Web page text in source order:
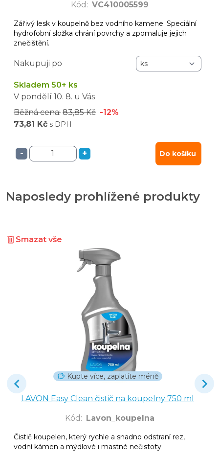
Kód : VC410005599
Zářivý lesk v koupelně bez vodního kamene. Speciální
hydrofobní složka chrání povrchy a zpomaluje jejich
znečištění.
Nakupuji po
Skladem 50+ ks
V pondělí 10. 8. u Vás
Běžná cena: 83,85 Kč -12%
73,81 Kč s DPH
- + Do košíku
Naposledy prohlížené produkty
Smazat vše
Kupte více, zaplatíte méně
LAVON Easy Clean čistič na koupelny 750 ml
Kód : Lavon_koupelna
Čistič koupelen, který rychle a snadno odstraní rez,
vodní kámen a mýdlové i mastné nečistoty